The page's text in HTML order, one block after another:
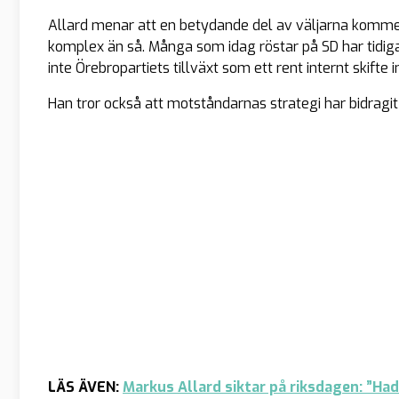
Allard menar att en betydande del av väljarna
komplex än så. Många som idag röstar på SD har
inte Örebropartiets tillväxt som ett rent internt skifte
Han tror också att motståndarnas strategi har
LÄS ÄVEN:Markus Allard siktar på riksdagen: